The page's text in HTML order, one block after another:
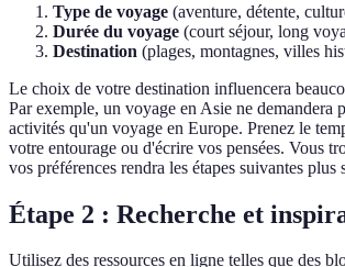
Type de voyage (aventure, détente,
Durée du voyage (court séjour, long
Destination (plages, montagnes, villes
Le choix de votre destination influencera
Par exemple, un voyage en Asie ne demandera
activités qu'un voyage en Europe. Prenez le
votre entourage ou d'écrire vos pensées. Vous
vos préférences rendra les étapes suivantes plus
Étape 2 : Recherche et
Utilisez des ressources en ligne telles que des